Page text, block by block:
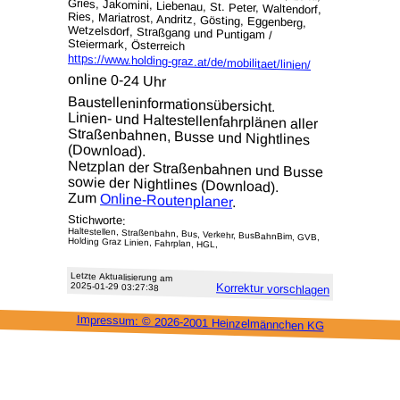
Steiermark, Österreich
https://www.holding-graz.at/de/mobilitaet/linien/
online 0-24 Uhr
Baustelleninformationsübersicht.
Linien- und Haltestellenfahrplänen aller
Straßen­bah­nen, Busse und Night­li­nes
(Download).
Netz­plan der Straßen­bah­nen und Busse
sowie der Night­li­nes (Download).
Zum Online-Routenplaner.
Stichworte:
Haltestellen, Straßenbahn, Bus, Verkehr, BusBahnBim, GVB,
Holding Graz Linien, Fahrplan, HGL,
Letzte Aktu­alisie­rung am
2025-01-29 03:27:38 Korrektur vor­schlagen
Impressum: © 2026-2001 Heinzel­männchen KG